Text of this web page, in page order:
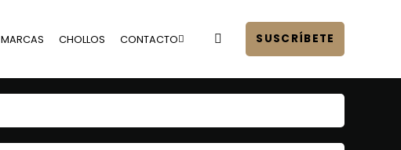
MARCAS CHOLLOS CONTACTO SUSCRÍBETE